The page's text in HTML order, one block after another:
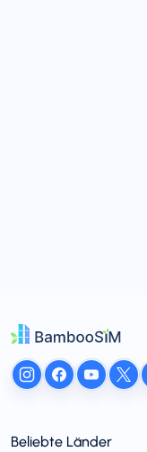
Beliebte Länder